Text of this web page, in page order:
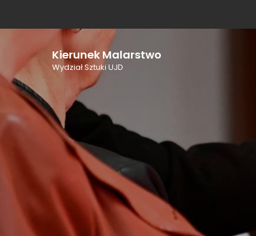
Kierunek Malarstwo
Wydział Sztuki UJD